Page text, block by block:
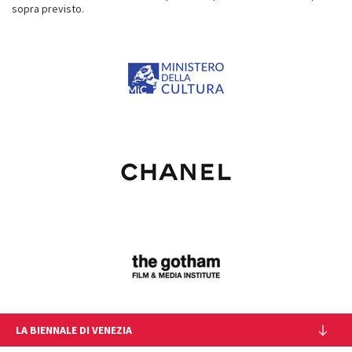
sopra previsto.
LA BIENNALE DI VENEZIA